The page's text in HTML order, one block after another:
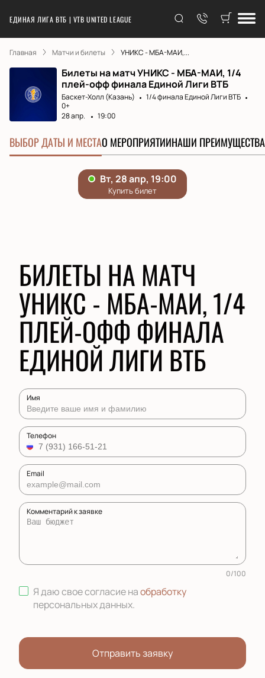
ЕДИНАЯ ЛИГА ВТБ | VTB UNITED LEAGUE
Главная Матчи и билеты УНИКС - МБА-МАИ,...
Билеты на матч УНИКС - МБА-МАИ, 1/4
плей-офф финала Единой Лиги ВТБ
Баскет-Холл (Казань)
1/4 финала Единой Лиги ВТБ
0+
28 апр.
19:00
ВЫБОР ДАТЫ И МЕСТАО МЕРОПРИЯТИИНАШИ ПРЕИМУЩЕСТВА
БИЛЕТЫ НА МАТЧ
УНИКС - МБА-МАИ, 1/4
ПЛЕЙ-ОФФ ФИНАЛА
ЕДИНОЙ ЛИГИ ВТБ
Имя
Телефон
Email
Комментарий к заявке
0/100
Я даю свое согласие наобработку
персональных данных.
Отправить заявку